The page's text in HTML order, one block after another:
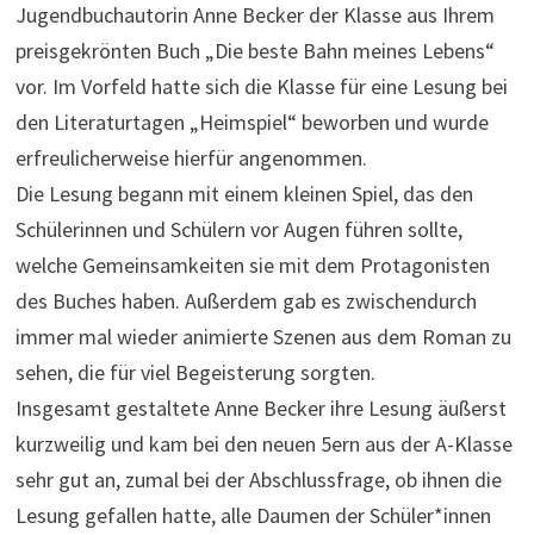
Jugendbuchautorin Anne Becker der Klasse aus Ihrem
preisgekrönten Buch „Die beste Bahn meines Lebens“
vor. Im Vorfeld hatte sich die Klasse für eine Lesung bei
den Literaturtagen „Heimspiel“ beworben und wurde
erfreulicherweise hierfür angenommen.
Die Lesung begann mit einem kleinen Spiel, das den
Schülerinnen und Schülern vor Augen führen sollte,
welche Gemeinsamkeiten sie mit dem Protagonisten
des Buches haben. Außerdem gab es zwischendurch
immer mal wieder animierte Szenen aus dem Roman zu
sehen, die für viel Begeisterung sorgten.
Insgesamt gestaltete Anne Becker ihre Lesung äußerst
kurzweilig und kam bei den neuen 5ern aus der A-Klasse
sehr gut an, zumal bei der Abschlussfrage, ob ihnen die
Lesung gefallen hatte, alle Daumen der Schüler*innen